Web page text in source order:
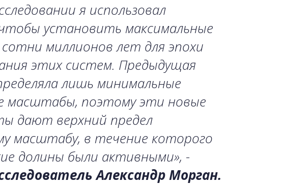
я использовал
установить максимальные
миллионов лет для эпохи
этих систем. Предыдущая
лишь минимальные
масштабы, поэтому эти новые
дают верхний предел
масштабу, в течение которого
долины были активными», -
Александр Морган.